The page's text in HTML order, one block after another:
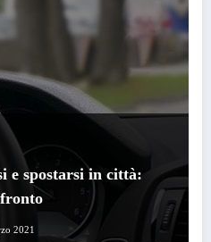
e spostarsi in città:
2021